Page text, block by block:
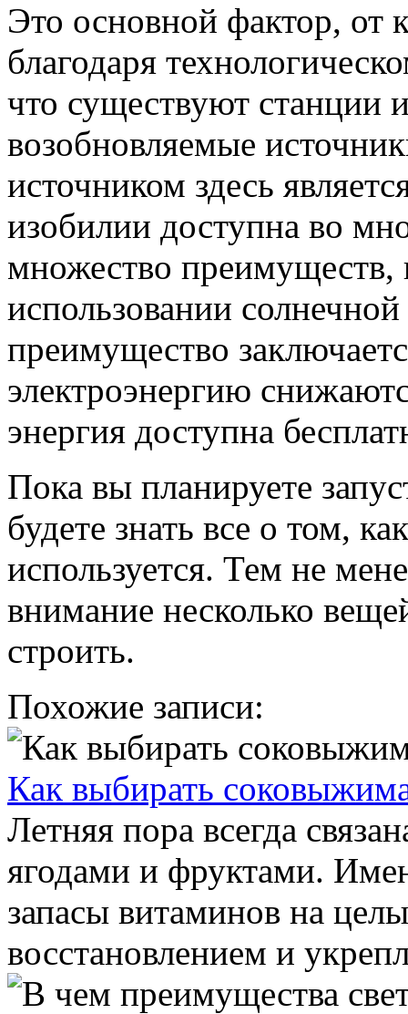
Это основной фактор, от
благодаря
что существуют станции
возобновляемые
источником здесь
изобилии доступна во
множество
использовании
преимущество
электроэнергию
энергия доступна
Пока вы планируете
будете знать все о том,
используется. Тем не
внимание несколько
строить.
Похожие записи:
Как выбирать
Летняя пора всегда
ягодами и фруктами.
запасы витаминов на
восстановлением и